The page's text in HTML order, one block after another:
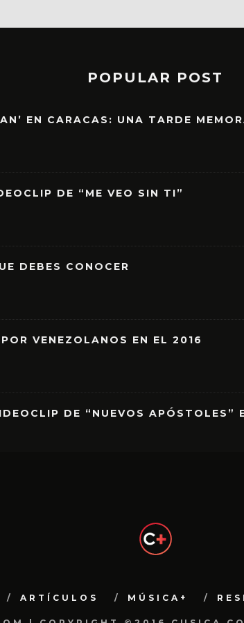
POPULAR POST
EN CARACAS: UNA TARDE
DE “ME VEO SIN TI”
DEBES CONOCER
VENEZOLANOS EN EL 2016
DE “NUEVOS APÓSTOLES”
ARTÍCULOS MÚSICA+